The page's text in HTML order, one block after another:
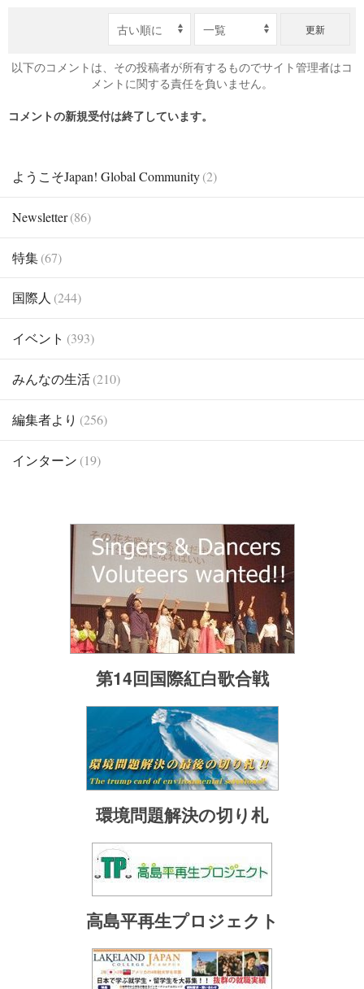
更新
以下のコメントは、その投稿者が所有するものでサイト管理者はコ
メントに関する責任を負いません。
コメントの新規受付は終了しています。
ようこそJapan! Global Community(2)
Newsletter(86)
特集(67)
国際人 (244)
イベント (393)
みんなの生活(210)
編集者より (256)
インターン (19)
第14回国際紅白歌合戦
環境問題解決の切り札
高島平再生プロジェクト